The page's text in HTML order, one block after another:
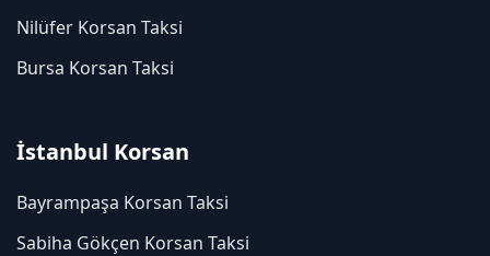
Nilüfer Korsan Taksi
Bursa Korsan Taksi
İstanbul Korsan
Bayrampaşa Korsan Taksi
Sabiha Gökçen Korsan Taksi